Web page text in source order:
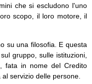
che si escludono l'uno
scopo, il loro motore, il
su una filosofia. E questa
gruppo, sulle istituzioni,
fata in nome del Credito
servizio delle persone.